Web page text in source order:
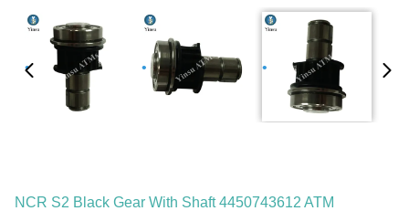
NCR S2 Black Gear With Shaft 4450743612 ATM